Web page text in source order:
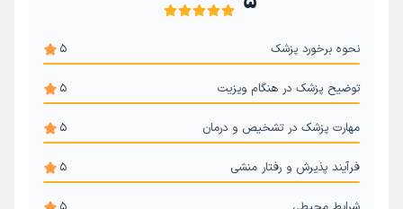
نحوه برخورد پزشک 5
توضیح پزشک در هنگام ویزیت 5
مهارت پزشک در تشخیص و درمان 5
فرآیند پذیرش و رفتار منشی 5